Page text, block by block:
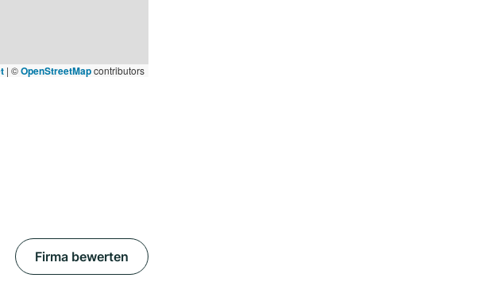
| ©OpenStreetMapcontributors
Firma bewerten